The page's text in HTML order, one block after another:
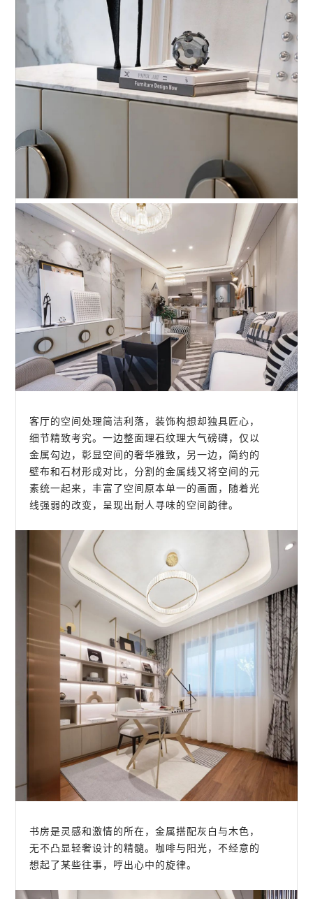
客厅的空间处理简洁利落，装饰构想却独具匠心，
细节精致考究。一边整面理石纹理大气磅礴，仅以
金属勾边，彰显空间的奢华雅致，另一边，简约的
壁布和石材形成对比，分割的金属线又将空间的元
素统一起来，丰富了空间原本单一的画面，随着光
线强弱的改变，呈现出耐人寻味的空间韵律。
书房是灵感和激情的所在，金属搭配灰白与木色，
无不凸显轻奢设计的精髓。咖啡与阳光，不经意的
想起了某些往事，哼出心中的旋律。